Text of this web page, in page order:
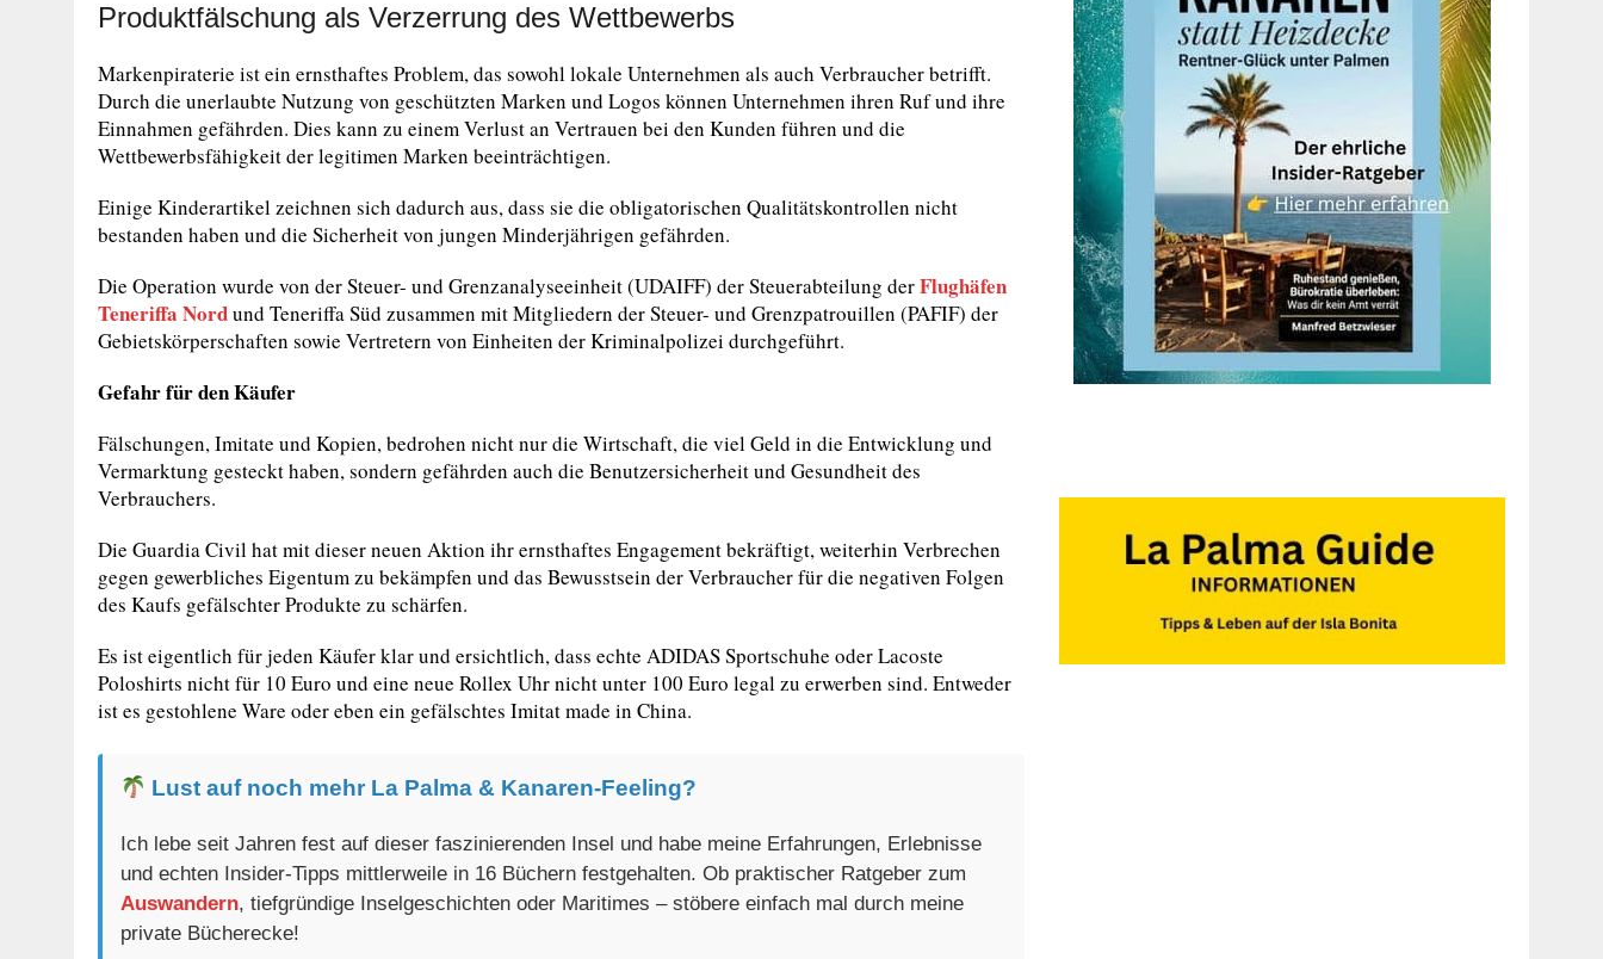
Produktfälschung als Verzerrung des Wettbewerbs
Markenpiraterie ist ein ernsthaftes Problem, das sowohl lokale Unternehmen als auch Verbraucher betrifft.
Durch die unerlaubte Nutzung von geschützten Marken und Logos können Unternehmen ihren Ruf und ihre
Einnahmen gefährden. Dies kann zu einem Verlust an Vertrauen bei den Kunden führen und die
Wettbewerbsfähigkeit der legitimen Marken beeinträchtigen.
Einige Kinderartikel zeichnen sich dadurch aus, dass sie die obligatorischen Qualitätskontrollen nicht
bestanden haben und die Sicherheit von jungen Minderjährigen gefährden.
Die Operation wurde von der Steuer- und Grenzanalyseeinheit (UDAIFF) der Steuerabteilung derFlughäfen
Teneriffa Nordund Teneriffa Süd zusammen mit Mitgliedern der Steuer- und Grenzpatrouillen (PAFIF) der
Gebietskörperschaften sowie Vertretern von Einheiten der Kriminalpolizei durchgeführt.
Gefahr für den Käufer
Fälschungen, Imitate und Kopien, bedrohen nicht nur die Wirtschaft, die viel Geld in die Entwicklung und
Vermarktung gesteckt haben, sondern gefährden auch die Benutzersicherheit und Gesundheit des
Verbrauchers.
Die Guardia Civil hat mit dieser neuen Aktion ihr ernsthaftes Engagement bekräftigt, weiterhin Verbrechen
gegen gewerbliches Eigentum zu bekämpfen und das Bewusstsein der Verbraucher für die negativen Folgen
des Kaufs gefälschter Produkte zu schärfen.
Es ist eigentlich für jeden Käufer klar und ersichtlich, dass echte ADIDAS Sportschuhe oder Lacoste
Poloshirts nicht für 10 Euro und eine neue Rollex Uhr nicht unter 100 Euro legal zu erwerben sind. Entweder
ist es gestohlene Ware oder eben ein gefälschtes Imitat made in China.
Lust auf noch mehr La Palma & Kanaren-Feeling?
Ich lebe seit Jahren fest auf dieser faszinierenden Insel und habe meine Erfahrungen, Erlebnisse
und echten Insider-Tipps mittlerweile in 16 Büchern festgehalten. Ob praktischer Ratgeber zum
Auswandern, tiefgründige Inselgeschichten oder Maritimes – stöbere einfach mal durch meine
private Bücherecke!